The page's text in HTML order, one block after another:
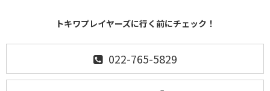
トキワプレイヤーズに行く前にチェック！
022-765-5829